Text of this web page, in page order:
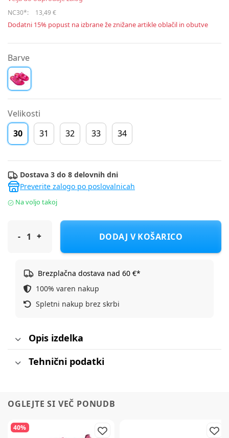
NC30*: 13,49 €
Dodatni 15% popust na izbrane že znižane artikle oblačil in obutve
Barve
Velikosti
30
31 32 33 34
Dostava 3 do 8 delovnih dni
Preverite zalogo po poslovalnicah
Na voljo takoj
Ipanema natikač zunanji 26855-AG019 FOLLOW D ag019 pink/
DODAJ V KOŠARICO
Brezplačna dostava nad 60 €*
100% varen nakup
Spletni nakup brez skrbi
Opis izdelka
Tehnični podatki
OGLEJTE SI VEČ PONUDB
40%